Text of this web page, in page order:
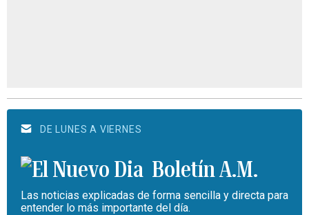
DE LUNES A VIERNES
Boletín A.M.
Las noticias explicadas de forma sencilla y directa para
entender lo más importante del día.